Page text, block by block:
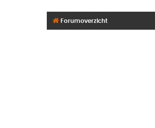
Forumoverzicht